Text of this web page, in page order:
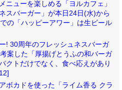
ニューを楽しめる「ヨルカフェ」
スバーガー」が本日24日(水)から
の「ハッピーアワー」は生ビール
! 30周年のフレッシュネスバーガ
案した「厚揚げとうふの和バーガ
クトだけでなく、食べ応えがあり
ボカドを使った「ライム香る クラ